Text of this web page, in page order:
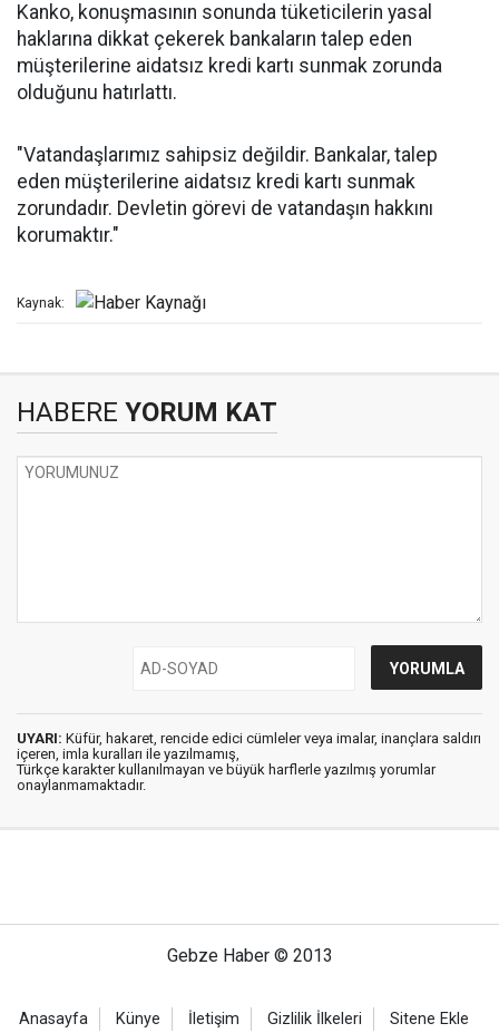
Kanko, konuşmasının sonunda tüketicilerin yasal
haklarına dikkat çekerek bankaların talep eden
müşterilerine aidatsız kredi kartı sunmak zorunda
olduğunu hatırlattı.
"Vatandaşlarımız sahipsiz değildir. Bankalar, talep
eden müşterilerine aidatsız kredi kartı sunmak
zorundadır. Devletin görevi de vatandaşın hakkını
korumaktır."
Kaynak:
HABERE YORUM KAT
UYARI: Küfür, hakaret, rencide edici cümleler veya imalar, inançlara saldırı
içeren, imla kuralları ile yazılmamış,
Türkçe karakter kullanılmayan ve büyük harflerle yazılmış yorumlar
onaylanmamaktadır.
Gebze Haber © 2013
Anasayfa Künye İletişim Gizlilik İlkeleri Sitene Ekle